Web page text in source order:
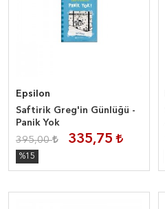
Epsilon
Saftirik Greg'in Günlüğü -
Panik Yok
395,00 335,75
%15